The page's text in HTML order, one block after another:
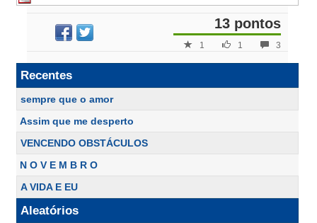
13 pontos
3
1
1
Recentes
sempre que o amor
Assim que me desperto
VENCENDO OBSTÁCULOS
N O V E M B R O
A VIDA E EU
Aleatórios